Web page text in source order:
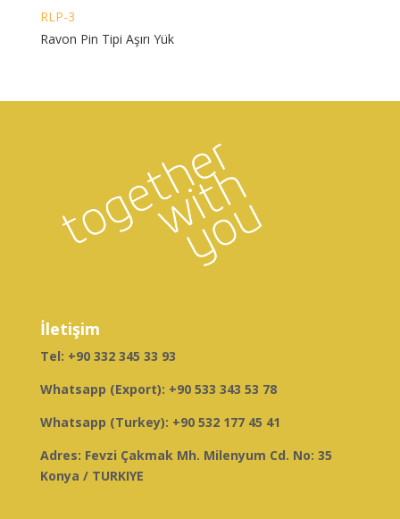
RLP-3
Ravon Pin Tipi Aşırı Yük
İletişim
Tel: +90 332 345 33 93
Whatsapp (Export): +90 533 343 53 78
Whatsapp (Turkey): +90 532 177 45 41
Adres: Fevzi Çakmak Mh. Milenyum Cd. No: 35
Konya / TURKIYE